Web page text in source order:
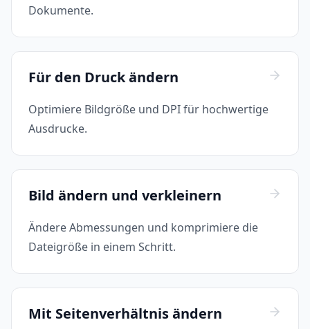
Dokumente.
Für den Druck ändern
Optimiere Bildgröße und DPI für hochwertige
Ausdrucke.
Bild ändern und verkleinern
Ändere Abmessungen und komprimiere die
Dateigröße in einem Schritt.
Mit Seitenverhältnis ändern